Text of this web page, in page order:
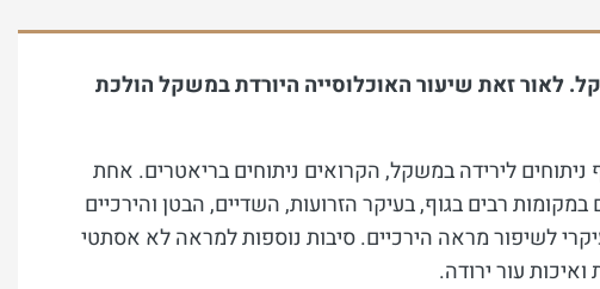
לאור זאת שיעור האוכלוסייה היורדת במשקל הולכת
לירידה במשקל, הקרואים ניתוחים בריאטרים. אחת
רבים בגוף, בעיקר הזרועות, השדיים, הבטן והירכיים
לשיפור מראה הירכיים. סיבות נוספות למראה לא אסתטי
עור ירודה.